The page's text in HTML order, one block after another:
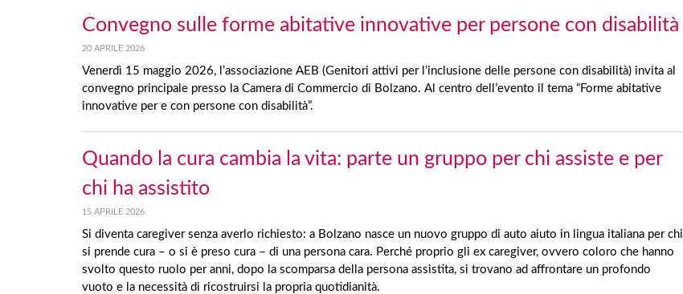
Convegno sulle forme abitative innovative per persone con disabilità
20 APRILE 2026
Venerdì 15 maggio 2026, l’associazione AEB (Genitori attivi per l’inclusione delle persone con disabilità) invita al
convegno principale presso la Camera di Commercio di Bolzano. Al centro dell’evento il tema “Forme abitative
innovative per e con persone con disabilità”.
Quando la cura cambia la vita: parte un gruppo per chi assiste e per
chi ha assistito
15 APRILE 2026
Si diventa caregiver senza averlo richiesto: a Bolzano nasce un nuovo gruppo di auto aiuto in lingua italiana per chi
si prende cura – o si è preso cura – di una persona cara. Perché proprio gli ex caregiver, ovvero coloro che hanno
svolto questo ruolo per anni, dopo la scomparsa della persona assistita, si trovano ad affrontare un profondo
vuoto e la necessità di ricostruirsi la propria quotidianità.